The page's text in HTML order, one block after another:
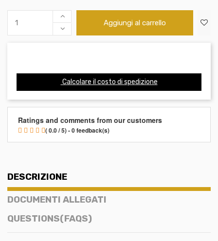
Aggiungi al carrello
Calcolare il costo di spedizione
Ratings and comments from our customers
( 0.0 / 5) - 0 feedback(s)
DESCRIZIONE
DOCUMENTI ALLEGATI
QUESTIONS(FAQS)